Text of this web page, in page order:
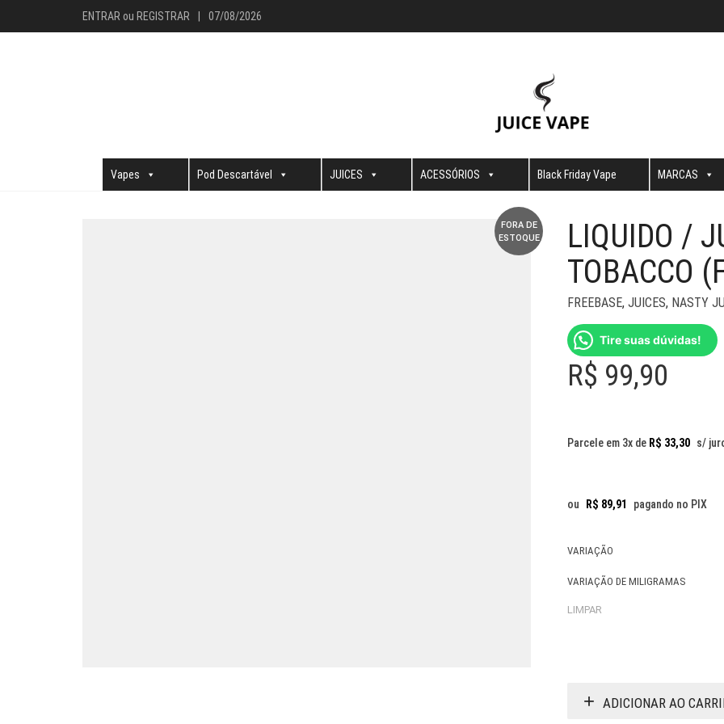
ENTRAR ou REGISTRAR 07/08/2026
Vapes Pod Descartável JUICES ACESSÓRIOS Black Friday Vape MARCAS
FORA DE
ESTOQUE
LIQUIDO /
TOBACCO
FREEBASE, JUICES, NASTY
Tire suas dúvidas!
R$ 99,90
Parcele em 3x de R$ 33,30 s/
ou R$ 89,91 pagando no PIX
VARIAÇÃO
VARIAÇÃO DE MILIGRAMAS
LIMPAR
ADICIONAR AO